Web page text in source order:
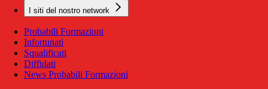
I siti del nostro network
Probabili Formazioni
Infortunati
Squalificati
Diffidati
News Probabili Formazioni